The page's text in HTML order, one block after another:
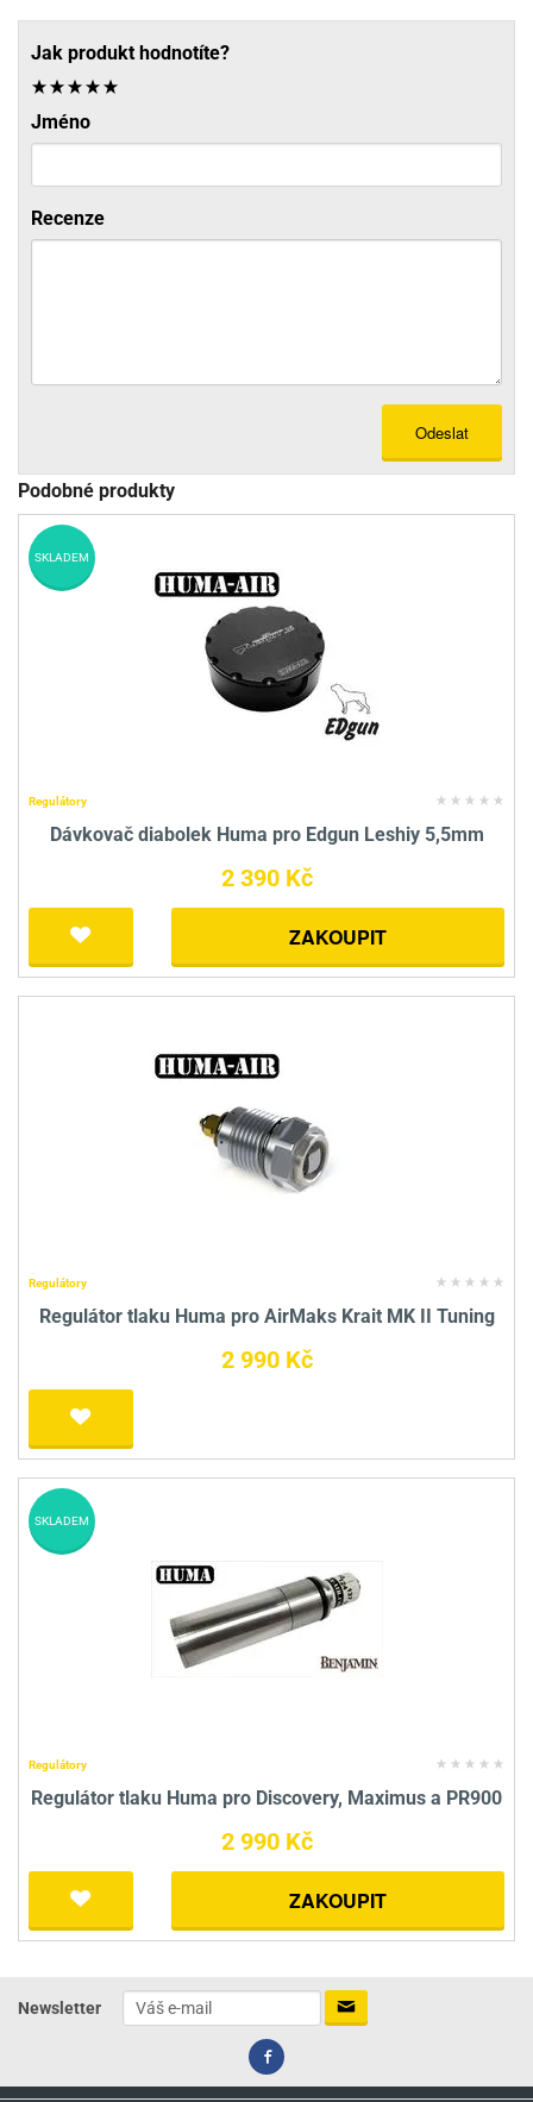
Jak produkt hodnotíte?
Jméno
Recenze
Odeslat
Podobné produkty
Regulátory
Dávkovač diabolek Huma pro Edgun Leshiy 5,5mm
2 390 Kč
ZAKOUPIT
SKLADEM
Regulátory
Regulátor tlaku Huma pro AirMaks Krait MK II Tuning
2 990 Kč
Regulátory
Regulátor tlaku Huma pro Discovery, Maximus a PR900
2 990 Kč
ZAKOUPIT
SKLADEM
Newsletter